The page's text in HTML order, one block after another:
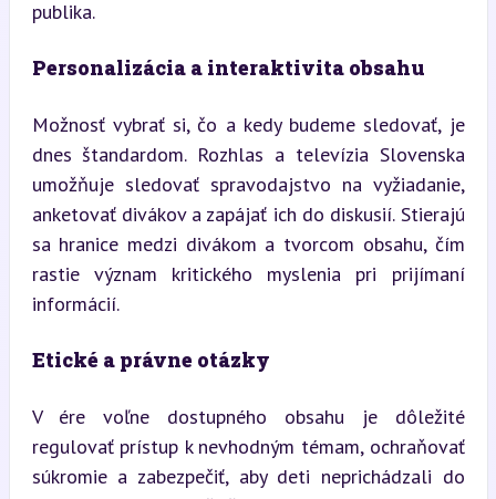
publika.
Personalizácia a interaktivita obsahu
Možnosť vybrať si, čo a kedy budeme sledovať, je
dnes štandardom. Rozhlas a televízia Slovenska
umožňuje sledovať spravodajstvo na vyžiadanie,
anketovať divákov a zapájať ich do diskusií. Stierajú
sa hranice medzi divákom a tvorcom obsahu, čím
rastie význam kritického myslenia pri prijímaní
informácií.
Etické a právne otázky
V ére voľne dostupného obsahu je dôležité
regulovať prístup k nevhodným témam, ochraňovať
súkromie a zabezpečiť, aby deti neprichádzali do